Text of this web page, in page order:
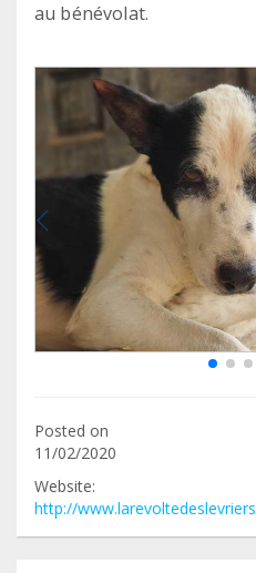
au bénévolat.
Posted on
11/02/2020
Website:
http://